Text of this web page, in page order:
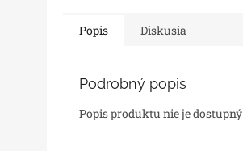
Popis Diskusia
Podrobný popis
Popis produktu nie je dostupný